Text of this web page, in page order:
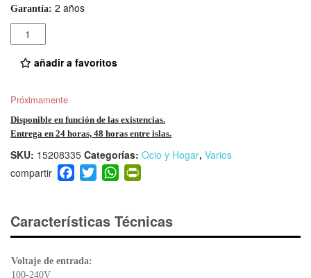
Garantía: 2 años
Cantidad
añadir a favoritos
Próximamente
Disponible en función de las existencias.
Entrega en 24 horas, 48 horas entre islas.
SKU: 15208335 Categorías: Ocio y Hogar, Varios
F
a
e
b
o
o
T
wi
er
W
h
s
A
ri
e
Características Técnicas
Voltaje de entrada:
100-240V